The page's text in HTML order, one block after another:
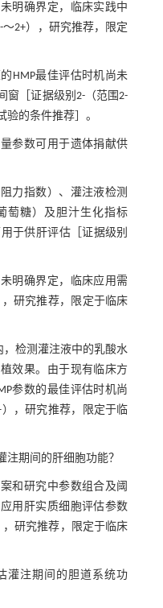
明确界定，临床实践中
2+），研究推荐，限定
HMP最佳评估时机尚未
窗［证据级别2-（范围2-
的条件推荐］。
参数可用于遗体捐献供
力指数）、灌注液检测
萄糖）及胆汁生化指标
于供肝评估［证据级别
明确界定，临床应用需
研究推荐，限定于临床
，检测灌注液中的乳酸水
效果。由于现有临床方
参数的最佳评估时机尚
，研究推荐，限定于临
注期间的肝细胞功能？
和研究中参数组合及阈
用肝实质细胞评估参数
研究推荐，限定于临床
灌注期间的胆道系统功